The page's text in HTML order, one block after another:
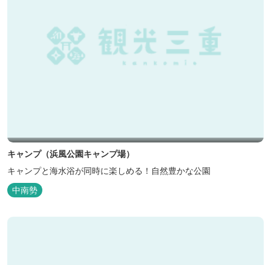
キャンプ（浜風公園キャンプ場）
キャンプと海水浴が同時に楽しめる！自然豊かな公園
中南勢